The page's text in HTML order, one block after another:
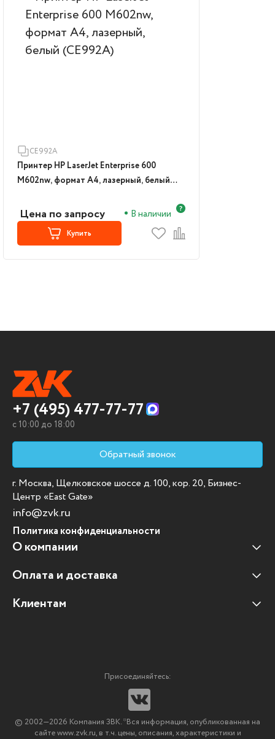
CE992A
Принтер HP LaserJet Enterprise 600
M602nw, формат А4, лазерный, белый
Цена по запросу В наличии
Купить
+7 (495) 477-77-77
c 10:00 до 18:00
Обратный звонок
г. Москва, Щелковское шоссе д. 100, кор. 20, Бизнес-
Центр «East Gate»
info@zvk.ru
Политика конфиденциальности
О компании
Наши клиенты
Отзывы клиентов
Оплата и доставка
Оплата и доставка
Клиентам
Мультимедийное оборудование
Импортозамещение ПО
© 2002—2026 Компания ЗВК. *Вся информация, опубликованная на
сайте www.zvk.ru, в т.ч. цены, описания, характеристики и
Присоединяйтесь: